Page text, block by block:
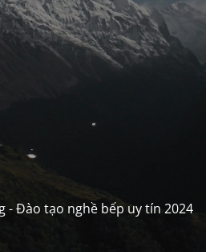
- Đào tạo nghề bếp uy tín 2024